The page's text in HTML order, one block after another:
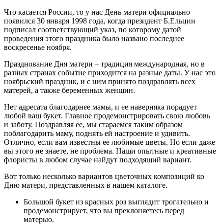
Что касается России, то у нас День матери официально
появился 30 января 1998 года, когда президент Б.Ельцин
подписал соответствующий указ, по которому датой
проведения этого праздника было названо последнее
воскресенье ноября.
Празднование Дня матери – традиция международная, но в
разных странах событие приходится на разные даты. У нас это
ноябрьский праздник, и с ним принято поздравлять всех
матерей, а также беременных женщин.
Нет адресата благодарнее мамы, и ее наверняка порадует
любой ваш букет. Главное продемонстрировать свою любовь
и заботу. Поздравляя ее, мы стараемся таким образом
поблагодарить маму, поднять ей настроение и удивить.
Отлично, если вам известны ее любимые цветы. Но если даже
вы этого не знаете, не проблема. Наши опытные и креативные
флористы в любом случае найдут подходящий вариант.
Вот только несколько вариантов цветочных композиций ко
Дню матери, представленных в нашем каталоге.
Большой букет из красных роз выглядит трогательно и
продемонстрирует, что вы преклоняетесь перед
матерью.